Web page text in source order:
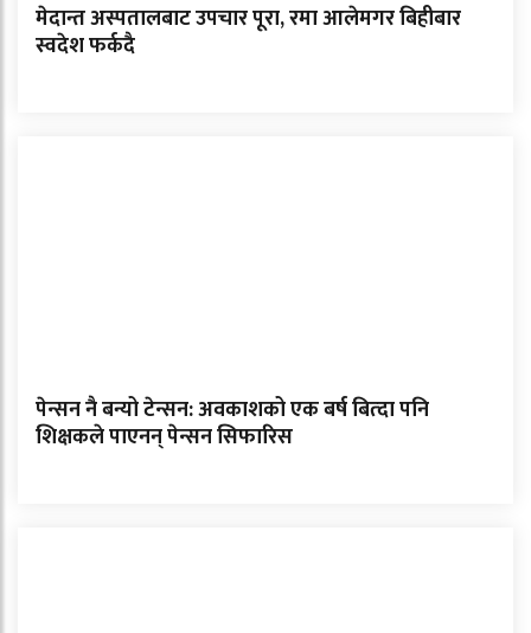
मेदान्त अस्पतालबाट उपचार पूरा, रमा आलेमगर बिहीबार
स्वदेश फर्कदै
पेन्सन नै बन्यो टेन्सन: अवकाशको एक बर्ष बित्दा पनि
शिक्षकले पाएनन् पेन्सन सिफारिस